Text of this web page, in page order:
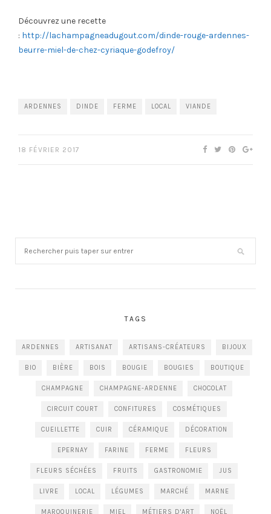
Découvrez une recette
: http://lachampagneadugout.com/dinde-rouge-ardennes-
beurre-miel-de-chez-cyriaque-godefroy/
ARDENNES DINDE FERME LOCAL VIANDE
18 FÉVRIER 2017
TAGS
ARDENNES ARTISANAT ARTISANS-CRÉATEURS BIJOUX
BIO BIÈRE BOIS BOUGIE BOUGIES BOUTIQUE
CHAMPAGNE CHAMPAGNE-ARDENNE CHOCOLAT
CIRCUIT COURT CONFITURES COSMÉTIQUES
CUEILLETTE CUIR CÉRAMIQUE DÉCORATION
EPERNAY FARINE FERME FLEURS
FLEURS SÉCHÉES FRUITS GASTRONOMIE JUS
LIVRE LOCAL LÉGUMES MARCHÉ MARNE
MAROQUINERIE MIEL MÉTIERS D'ART NOËL